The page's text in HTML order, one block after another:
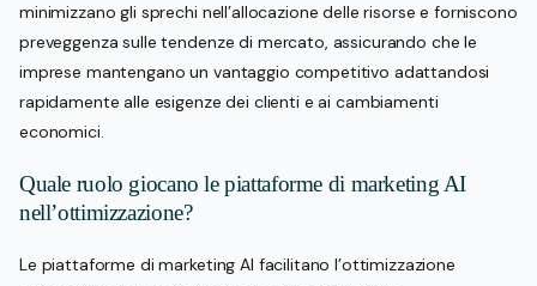
minimizzano gli sprechi nell’allocazione delle risorse e forniscono
preveggenza sulle tendenze di mercato, assicurando che le
imprese mantengano un vantaggio competitivo adattandosi
rapidamente alle esigenze dei clienti e ai cambiamenti
economici.
Quale ruolo giocano le piattaforme di marketing AI
nell’ottimizzazione?
Le piattaforme di marketing AI facilitano l’ottimizzazione